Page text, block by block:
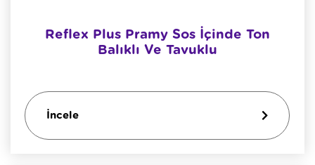
Reflex Plus Pramy Sos İçinde Ton
Balıklı Ve Tavuklu
İncele